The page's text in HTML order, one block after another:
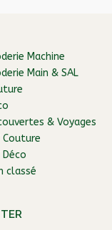
Machine
Main & SAL
& Voyages
Couture
Déco
classé